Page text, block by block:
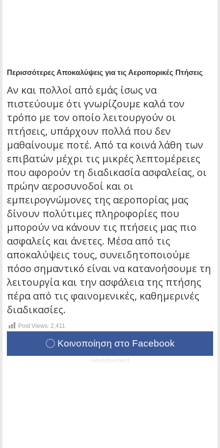
Περισσότερες Αποκαλύψεις για τις Αεροπορικές Πτήσεις
Αν και πολλοί από εμάς ίσως να
πιστεύουμε ότι γνωρίζουμε καλά τον
τρόπο με τον οποίο λειτουργούν οι
πτήσεις, υπάρχουν πολλά που δεν
μαθαίνουμε ποτέ. Από τα κοινά λάθη των
επιβατών μέχρι τις μικρές λεπτομέρειες
που αφορούν τη διαδικασία ασφαλείας, οι
πρώην αεροσυνοδοί και οι
εμπειρογνώμονες της αεροπορίας μας
δίνουν πολύτιμες πληροφορίες που
μπορούν να κάνουν τις πτήσεις μας πιο
ασφαλείς και άνετες. Μέσα από τις
αποκαλύψεις τους, συνειδητοποιούμε
πόσο σημαντικό είναι να κατανοήσουμε τη
λειτουργία και την ασφάλεια της πτήσης
πέρα από τις φαινομενικές, καθημερινές
διαδικασίες.
Post Views: 2,411
Κοινοποίηση στο Facebook
Advertisement